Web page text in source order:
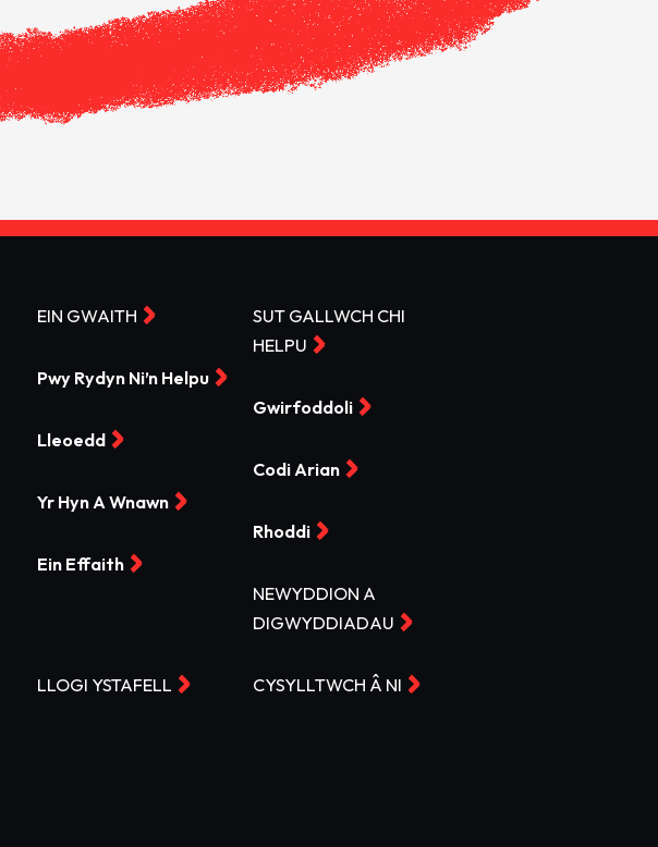
EIN GWAITH
Pwy Rydyn Ni’n Helpu
Lleoedd
Yr Hyn A Wnawn
Ein Effaith
SUT GALLWCH CHI
HELPU
Gwirfoddoli
Codi Arian
Rhoddi
NEWYDDION A
DIGWYDDIADAU
LLOGI YSTAFELL CYSYLLTWCH Â NI